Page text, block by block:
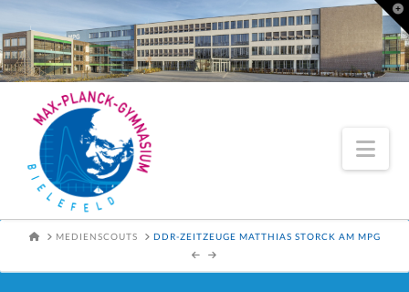
HOMEMEDIENSCOUTS DDR-ZEITZEUGE MATTHIAS STORCK AM MPG